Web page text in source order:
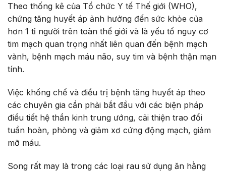
Theo thống kê của Tổ chức Y tế Thế giới (WHO),
chứng tăng huyết áp ảnh hưởng đến sức khỏe của
hơn 1 tỉ người trên toàn thế giới và là yếu tố nguy cơ
tim mạch quan trọng nhất liên quan đến bệnh mạch
vành, bệnh mạch máu não, suy tim và bệnh thận mạn
tính.
Việc khống chế và điều trị bệnh tăng huyết áp theo
các chuyên gia cần phải bắt đầu với các biện pháp
điều tiết hệ thần kinh trung ướng, cải thiện trao đổi
tuần hoàn, phòng và giảm xơ cứng động mạch, giảm
mỡ máu.
Song rất may là trong các loại rau sử dụng ăn hằng